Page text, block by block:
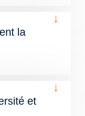
la
↓
et
↓